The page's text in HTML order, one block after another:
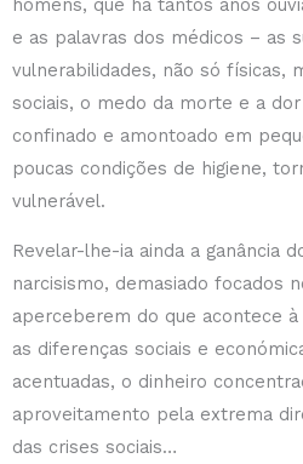
homens, que há tantos anos
e as palavras dos médicos – as
vulnerabilidades, não só físicas,
sociais, o medo da morte e a
confinado e amontoado em
poucas condições de higiene,
vulnerável.
Revelar-lhe-ia ainda a ganância
narcisismo, demasiado focados
aperceberem do que acontece
as diferenças sociais e
acentuadas, o dinheiro
aproveitamento pela extrema
das crises sociais…